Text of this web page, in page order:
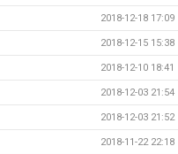
2018-12-18 17:09
2018-12-15 15:38
2018-12-10 18:41
2018-12-03 21:54
2018-12-03 21:52
2018-11-22 22:18